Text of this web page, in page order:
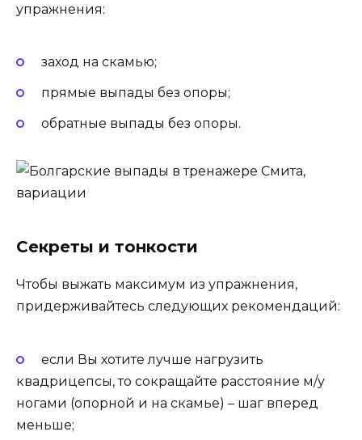
упражнения:
заход на скамью;
прямые выпады без опоры;
обратные выпады без опоры.
Секреты и тонкости
Чтобы выжать максимум из упражнения,
придерживайтесь следующих рекомендаций:
если Вы хотите лучше нагрузить
квадрицепсы, то сокращайте расстояние м/у
ногами (опорной и на скамье) – шаг вперед
меньше;